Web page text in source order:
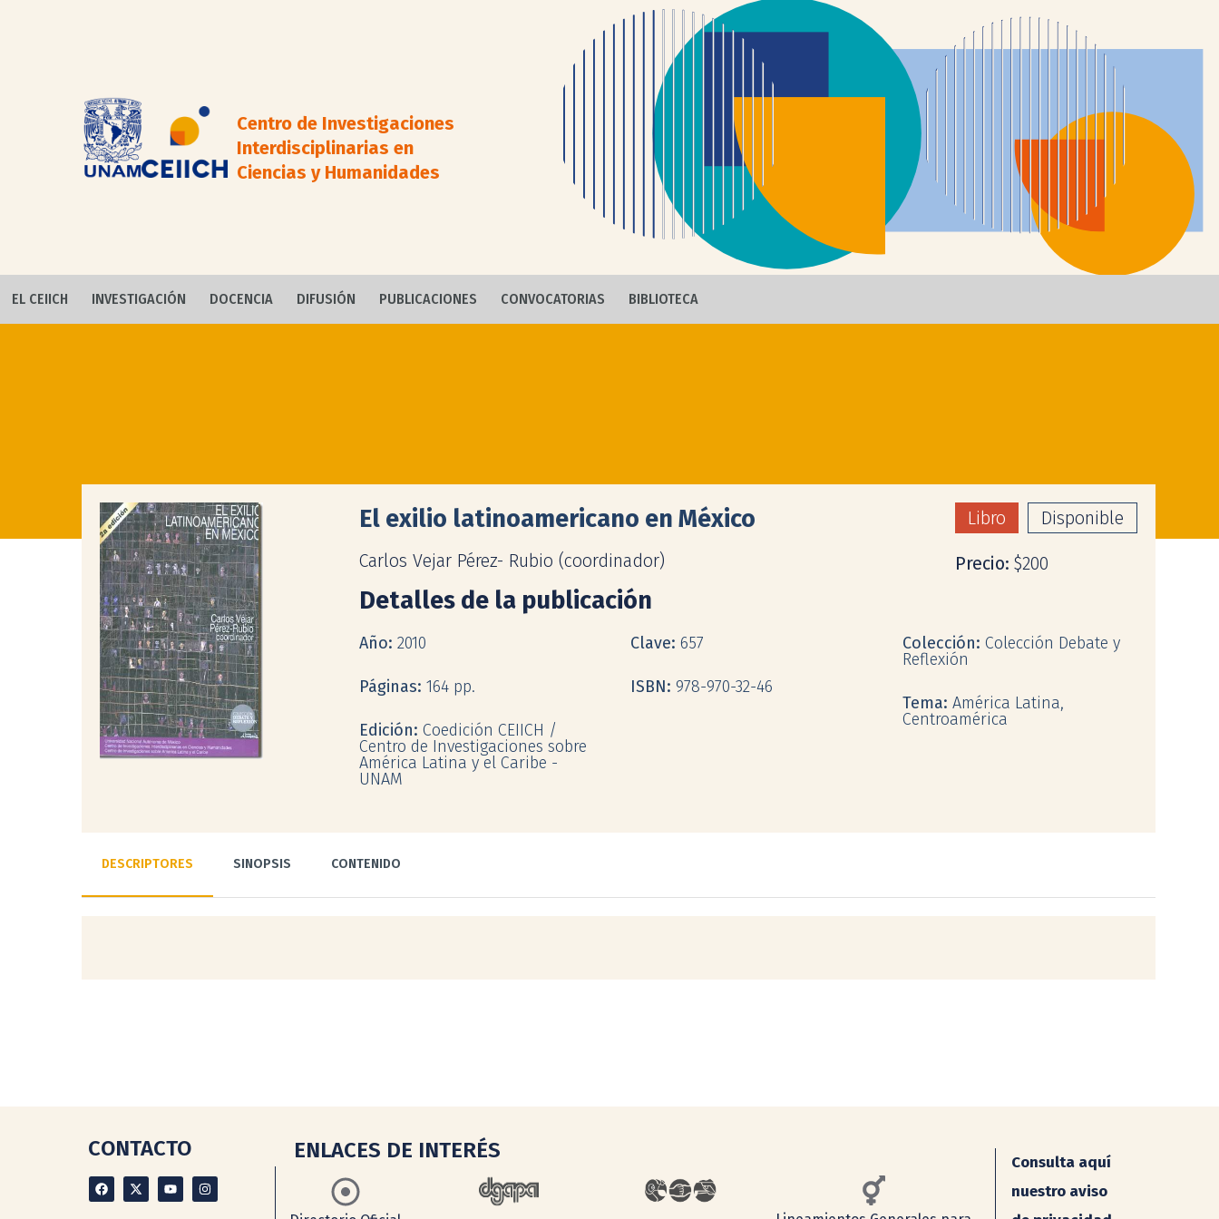
Centro de Investigaciones
Interdisciplinarias en
Ciencias y Humanidades
EL CEIICH INVESTIGACIÓN DOCENCIA DIFUSIÓN PUBLICACIONES CONVOCATORIAS BIBLIOTECA
El exilio latinoamericano en México
Carlos Vejar Pérez- Rubio (coordinador)
Libro Disponible
Precio: $200
Detalles de la publicación
Año: 2010
Páginas: 164 pp.
Edición: Coedición CEIICH /
Centro de Investigaciones sobre
América Latina y el Caribe -
UNAM
Clave:657
ISBN: 978-970-32-46
Colección: Colección Debate y
Reflexión
Tema: América Latina,
Centroamérica
DESCRIPTORES SINOPSIS CONTENIDO
CONTACTO ENLACES DE INTERÉS
Consulta aquí
nuestro aviso